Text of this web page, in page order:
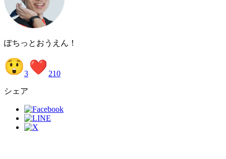
ぽちっとおうえん！
3 210
シェア